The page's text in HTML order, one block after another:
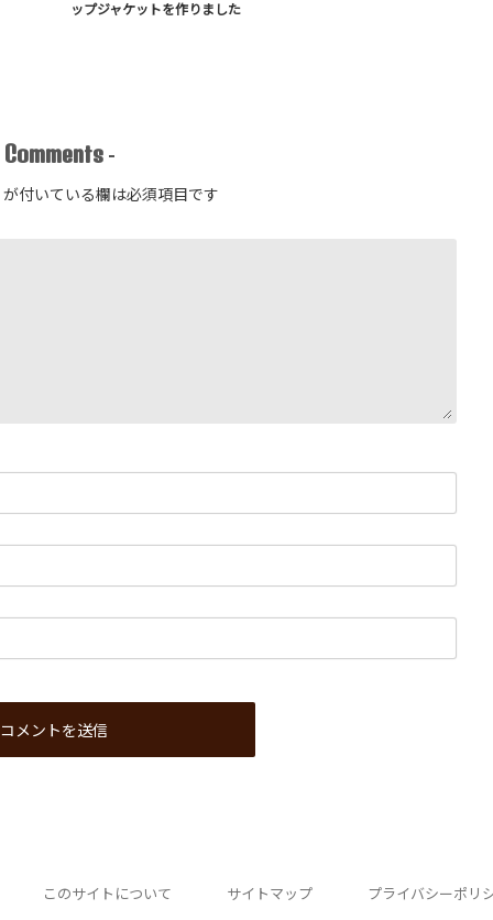
ップジャケットを作りました
Comments -
が付いている欄は必須項目です
このサイトについて サイトマップ プライバシーポリ